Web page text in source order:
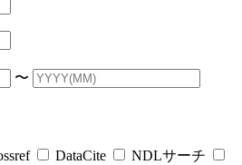
〜
DataCite
NDLサーチ